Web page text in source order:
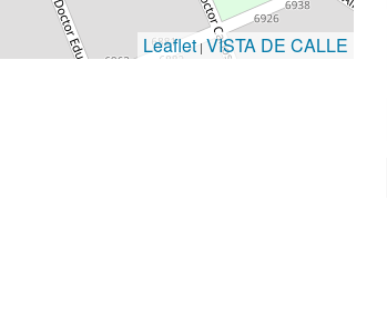
Leaflet | VISTA DE CALLE